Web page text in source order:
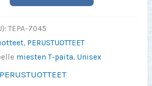
TEPA-7045
, PERUSTUOTTEET
miesten T-paita, Unisex
PERUSTUOTTEET